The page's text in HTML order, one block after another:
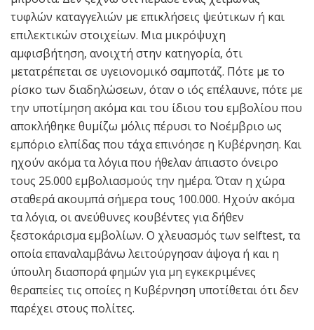
τυφλών καταγγελιών με επικλήσεις ψεύτικων ή και
επιλεκτικών στοιχείων. Μια μικρόψυχη
αμφισβήτηση, ανοιχτή στην κατηγορία, ότι
μετατρέπεται σε υγειονομικό σαμποτάζ. Πότε με το
ρίσκο των διαδηλώσεων, όταν ο ιός επέλαυνε, πότε με
την υποτίμηση ακόμα και του ίδιου του εμβολίου που
αποκλήθηκε θυμίζω μόλις πέρυσι το Νοέμβριο ως
εμπόριο ελπίδας που τάχα επινόησε η Κυβέρνηση. Και
ηχούν ακόμα τα λόγια που ήθελαν άπιαστο όνειρο
τους 25.000 εμβολιασμούς την ημέρα. Όταν η χώρα
σταθερά ακουμπά σήμερα τους 100.000. Ηχούν ακόμα
τα λόγια, οι ανεύθυνες κουβέντες για δήθεν
ξεστοκάρισμα εμβολίων. Ο χλευασμός των selftest, τα
οποία επαναλαμβάνω λειτούργησαν άψογα ή και η
ύπουλη διασπορά φημών για μη εγκεκριμένες
θεραπείες τις οποίες η Κυβέρνηση υποτίθεται ότι δεν
παρέχει στους πολίτες.